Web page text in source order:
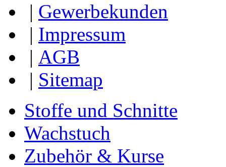
| Gewerbekunden
| Impressum
| AGB
| Sitemap
Stoffe und Schnitte
Wachstuch
Zubehör & Kurse